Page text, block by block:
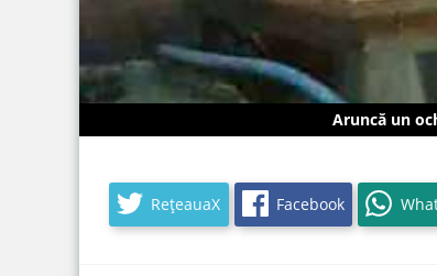
Aruncă un
RețeauaX Facebook